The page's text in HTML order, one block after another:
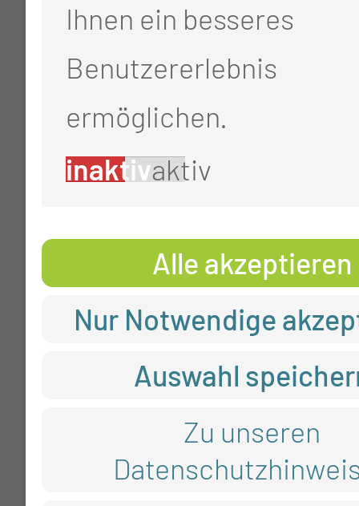
Ihnen ein besseres
Benutzererlebnis
ermöglichen.
inaktivaktiv
Alle akzeptieren
Nur Notwendige
Auswahl
Zu unseren